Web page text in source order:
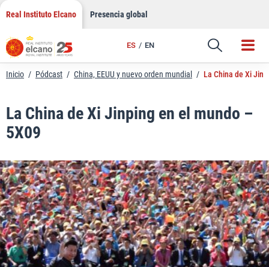
Saltar
contenido
Real Instituto Elcano Presencia global
ES EN
Enlace
Inicio / Pódcast / China, EEUU y nuevo orden mundial / La China de Xi
La China de Xi Jinping en el mundo –
5X09